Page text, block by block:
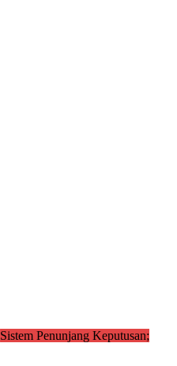
Sistem Penunjang Keputusan;